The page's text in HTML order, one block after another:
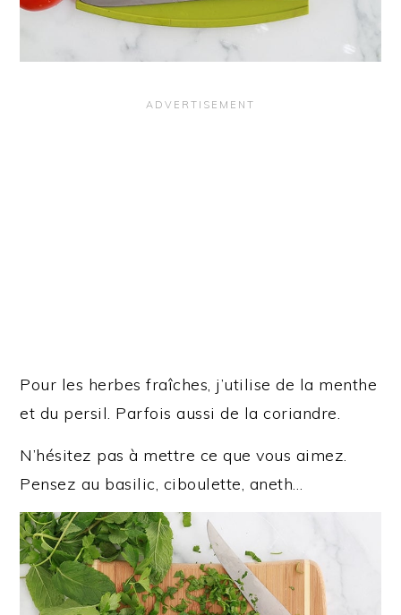
Pour les herbes fraîches, j’utilise de la menthe
et du persil. Parfois aussi de la coriandre.
N’hésitez pas à mettre ce que vous aimez.
Pensez au basilic, ciboulette, aneth…